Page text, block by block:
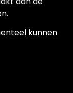
kunnen